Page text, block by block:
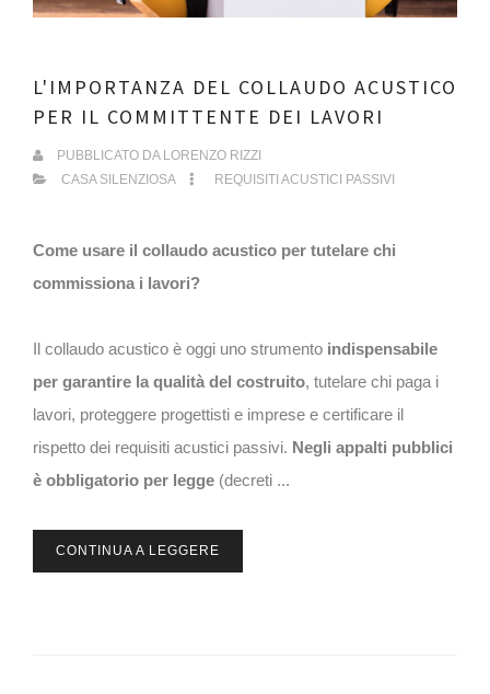
L'IMPORTANZA DEL COLLAUDO ACUSTICO
PER IL COMMITTENTE DEI LAVORI
PUBBLICATO DA LORENZO RIZZI
CASA SILENZIOSA
REQUISITI ACUSTICI PASSIVI
Come usare il collaudo acustico per tutelare chi
commissiona i lavori?
Il collaudo acustico è oggi uno strumento indispensabile
per garantire la qualità del costruito, tutelare chi paga i
lavori, proteggere progettisti e imprese e certificare il
rispetto dei requisiti acustici passivi. Negli appalti pubblici
è obbligatorio per legge (decreti ...
CONTINUA A LEGGERE